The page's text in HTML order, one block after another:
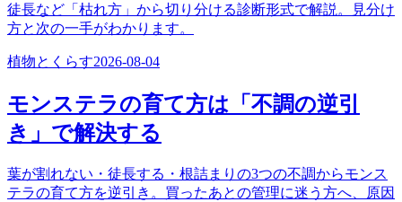
徒長など「枯れ方」から切り分ける診断形式で解説。見分け
方と次の一手がわかります。
植物とくらす2026-08-04
モンステラの育て方は「不調の逆引
き」で解決する
葉が割れない・徒長する・根詰まりの3つの不調からモンス
テラの育て方を逆引き。買ったあとの管理に迷う方へ、原因